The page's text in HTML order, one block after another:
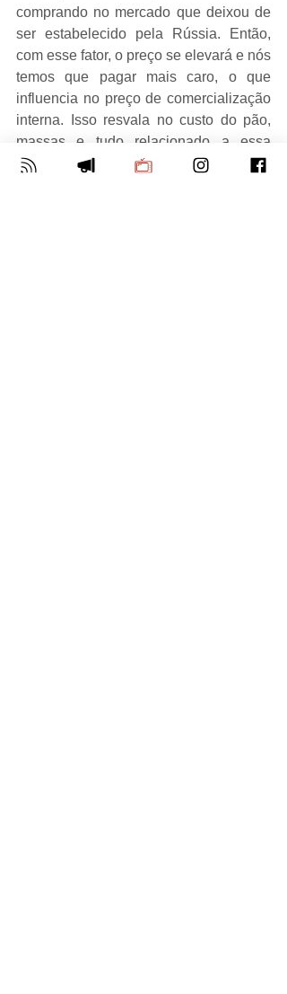
comprando no mercado que deixou de
ser estabelecido pela Rússia. Então,
com esse fator, o preço se elevará e nós
temos que pagar mais caro, o que
influencia no preço de comercialização
interna. Isso resvala no custo do pão,
massas e tudo relacionado a essa
commodity”, diz o economista.